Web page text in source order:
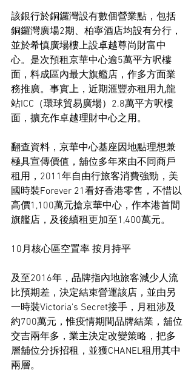
該銀行於銅鑼灣設有數個營業點，包括
銅鑼灣廣場2期、柏寧酒店均設有分行，
並於希慎廣場樓上設卓越尊尚財富中
心。是次預租京華中心逾5萬平方呎樓
面，料成區內最大旗艦店，作多方面業
務推廣。事實上，近期滙豐亦租用九龍
站ICC（環球貿易廣場）2.8萬平方呎樓
面，擴充作卓越理財中心之用。
翻查資料，京華中心基座因地點理想兼
極具宣傳價值，舖位多年來由不同商戶
租用，2011年自由行旅客消費強勁，美
國時裝Forever 21看好香港零售，不惜以
高價1,100萬元搶京華中心，作本港首間
旗艦店，及後續租更加至1,400萬元。
10月核心區空置率 按月持平
及至2016年，品牌指內地旅客減少人流
比預期差，決定結束營運該店，並由另
一時裝Victoria's Secret接手，月租涉及
約700萬元，惟疫情期間品牌結業，舖位
交吉兩年多，業主決定改變策略，把多
層舖位分拆招租，並獲CHANEL租用其中
兩層。